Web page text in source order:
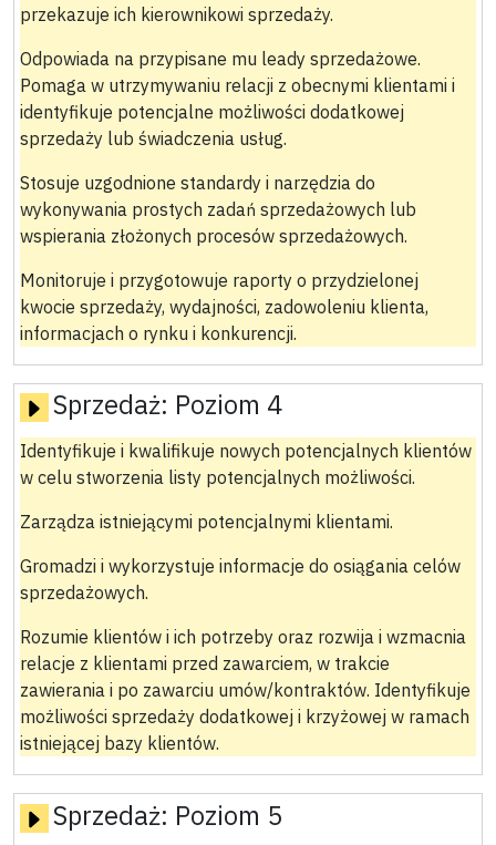
przekazuje ich kierownikowi sprzedaży.
Odpowiada na przypisane mu leady sprzedażowe.
Pomaga w utrzymywaniu relacji z obecnymi klientami i
identyfikuje potencjalne możliwości dodatkowej
sprzedaży lub świadczenia usług.
Stosuje uzgodnione standardy i narzędzia do
wykonywania prostych zadań sprzedażowych lub
wspierania złożonych procesów sprzedażowych.
Monitoruje i przygotowuje raporty o przydzielonej
kwocie sprzedaży, wydajności, zadowoleniu klienta,
informacjach o rynku i konkurencji.
Sprzedaż: Poziom 4
Identyfikuje i kwalifikuje nowych potencjalnych klientów
w celu stworzenia listy potencjalnych możliwości.
Zarządza istniejącymi potencjalnymi klientami.
Gromadzi i wykorzystuje informacje do osiągania celów
sprzedażowych.
Rozumie klientów i ich potrzeby oraz rozwija i wzmacnia
relacje z klientami przed zawarciem, w trakcie
zawierania i po zawarciu umów/kontraktów. Identyfikuje
możliwości sprzedaży dodatkowej i krzyżowej w ramach
istniejącej bazy klientów.
Sprzedaż: Poziom 5